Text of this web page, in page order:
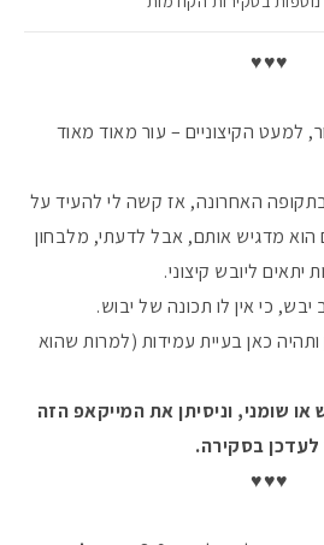
♥️♥️♥️
למעט הקיצוניים – עור מאוד מאוד
בתקופה האחרונה, אז קשה לי להעיד על
הוא מדגיש אותם, אבל לדעתי, מלבחון
ליובש קיצוני.
כי אין לו תכונה של יבוש.
כאן בעיית עמידות (למרות שהוא
שומני, וניסיתן את המייקאפ הזה
בסקירה.
♥️♥️♥️